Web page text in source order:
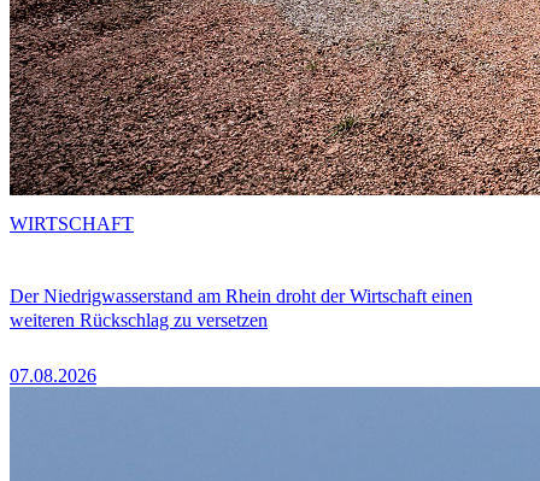
Der Niedrigwasserstand am Rhein droht der Wirtschaft einen
weiteren Rückschlag zu versetzen
07.08.2026
WIRTSCHAFT